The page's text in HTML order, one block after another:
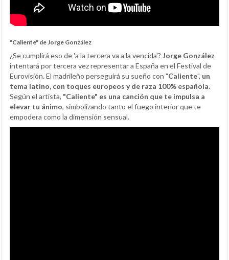
"Caliente" de Jorge González
¿Se cumplirá eso de 'a la tercera va a la vencida'? Jorge González
intentará por tercera vez representar a España en el Festival de
Eurovisión. El madrileño perseguirá su sueño con "Caliente", un
tema latino, con toques europeos y de raza 100% española.
Según el artista, "Caliente" es una canción que te impulsa a
elevar tu ánimo, simbolizando tanto el fuego interior que te
empodera como la dimensión sensual.